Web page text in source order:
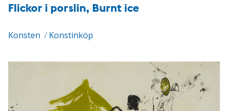
Flickor i porslin, Burnt ice
Konsten / Konstinköp